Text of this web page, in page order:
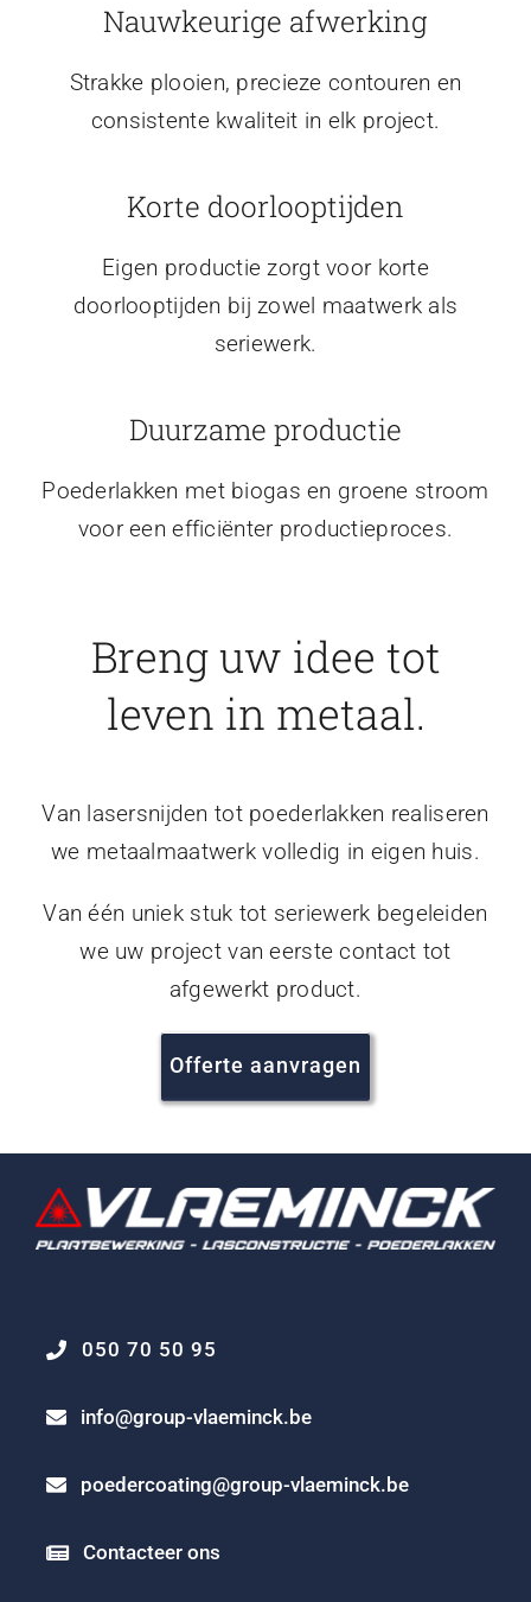
Nauwkeurige afwerking
Strakke plooien, precieze contouren en
consistente kwaliteit in elk project.
Korte doorlooptijden
Eigen productie zorgt voor korte
doorlooptijden bij zowel maatwerk als
seriewerk.
Duurzame productie
Poederlakken met biogas en groene stroom
voor een efficiënter productieproces.
Breng uw idee tot
leven in metaal.
Van lasersnijden tot poederlakken realiseren
we metaalmaatwerk volledig in eigen huis.
Van één uniek stuk tot seriewerk begeleiden
we uw project van eerste contact tot
afgewerkt product.
Offerte aanvragen
050 70 50 95
info@group-vlaeminck.be
poedercoating@group-vlaeminck.be
Contacteer ons